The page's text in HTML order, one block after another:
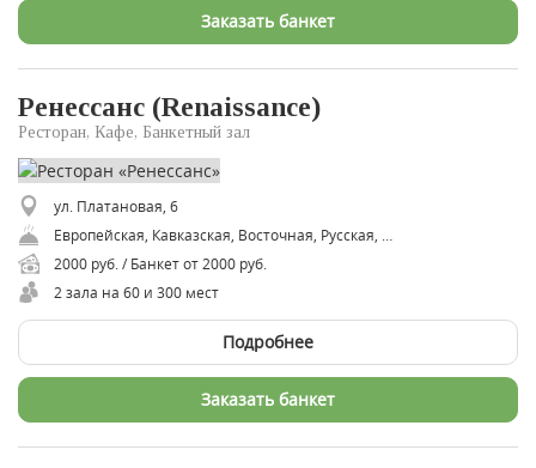
Заказать банкет
Ренессанс (Renaissance)
Ресторан, Кафе, Банкетный зал
ул. Платановая, 6
2000 руб. / Банкет от 2000 руб.
2 зала на 60 и 300 мест
Подробнее
Заказать банкет